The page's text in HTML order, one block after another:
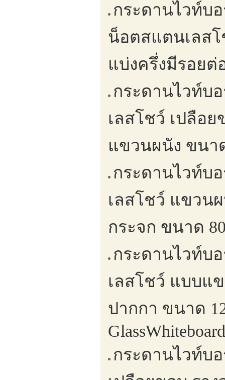
กระดานไวท์บ
น็อตสแตนเลสโ
แบ่งครึ่งมีรอยต่
กระดานไวท์บ
เลสโชว์ เปลือ
แขวนผนัง ขนาด
กระดานไวท์บ
เลสโชว์ แขวน
กระจก ขนาด
กระดานไวท์บ
เลสโชว์ แบบแ
ปากกา ขนาด
GlassWhiteboard
กระดานไวท์บ